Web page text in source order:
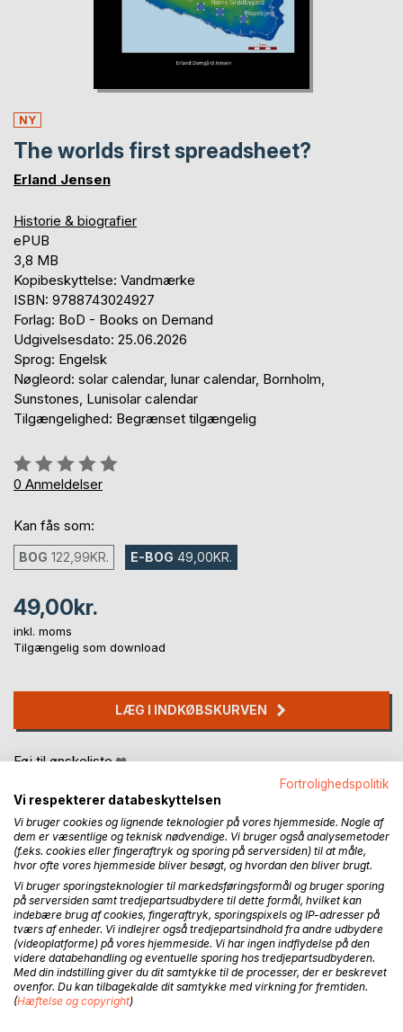
NY
The worlds first spreadsheet?
Erland Jensen
Historie & biografier
ePUB
3,8 MB
Kopibeskyttelse: Vandmærke
ISBN: 9788743024927
Forlag: BoD - Books on Demand
Udgivelsesdato: 25.06.2026
Sprog: Engelsk
Nøgleord: solar calendar, lunar calendar, Bornholm,
Sunstones, Lunisolar calendar
Tilgængelighed: Begrænset tilgængelig
Anmeldelse::
0%
0 Anmeldelser
Kan fås som:
BOG 122,99KR. E-BOG 49,00KR.
49,00kr.
inkl. moms
Tilgængelig som download
LÆG I INDKØBSKURVEN
Føj til ønskeliste
BESKRIVELSE
Four sun stones and one shale plate, with indented or
incised patterns from Vasagård and Rispebjerg sites on
Bornholm, Denmark, are here deciphered. Vasagård site
Fortrolighedspolitik
Vi respekterer databeskyttelsen
Vi bruger cookies og lignende teknologier på vores hjemmeside. Nogle af
dem er væsentlige og teknisk nødvendige. Vi bruger også analysemetoder
(f.eks. cookies eller fingeraftryk og sporing på serversiden) til at måle,
hvor ofte vores hjemmeside bliver besøgt, og hvordan den bliver brugt.
Vi bruger sporingsteknologier til markedsføringsformål og bruger sporing
på serversiden samt tredjepartsudbydere til dette formål, hvilket kan
indebære brug af cookies, fingeraftryk, sporingspixels og IP-adresser på
tværs af enheder. Vi indlejrer også tredjepartsindhold fra andre udbydere
(videoplatforme) på vores hjemmeside. Vi har ingen indflydelse på den
videre databehandling og eventuelle sporing hos tredjepartsudbyderen.
Med din indstilling giver du dit samtykke til de processer, der er beskrevet
ovenfor. Du kan tilbagekalde dit samtykke med virkning for fremtiden.
(Hæftelse og copyright)